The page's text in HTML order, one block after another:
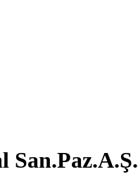
San.Paz.A.Ş.